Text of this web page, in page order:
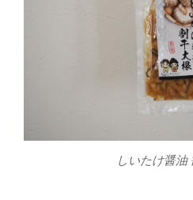
しいたけ醤油